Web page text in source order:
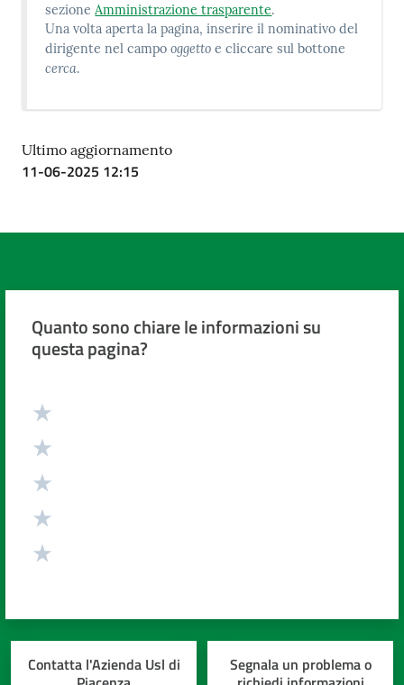
sezioneAmministrazione trasparente.
Una volta aperta la pagina, inserire il nominativo del
dirigente nel campooggetto e cliccare sul bottone
cerca.
Ultimo aggiornamento
11-06-2025 12:15
Quanto sono chiare le informazioni su
questa pagina?
Contatta l'Azienda Usl di
Segnala un problema o